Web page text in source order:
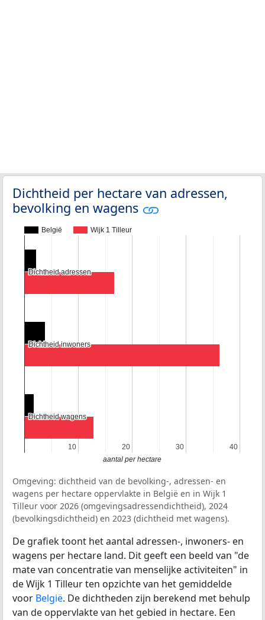
Dichtheid per hectare van adressen,
bevolking en wagens
België Wijk 1 Tilleur
10
10 20
20 30
30 40
40
Dichtheid adressen
Dichtheid adressen
Dichtheid inwoners
Dichtheid inwoners
Dichtheid wagens
Dichtheid wagens
aantal per hectare
Omgeving: dichtheid van de bevolking-, adressen- en
wagens per hectare oppervlakte in België en in Wijk 1
Tilleur voor 2026 (omgevingsadressendichtheid), 2024
(bevolkingsdichtheid) en 2023 (dichtheid met wagens).
De grafiek toont het aantal adressen-, inwoners- en
wagens per hectare land. Dit geeft een beeld van "de
mate van concentratie van menselijke activiteiten" in
de Wijk 1 Tilleur ten opzichte van het gemiddelde
voor België. De dichtheden zijn berekend met behulp
van de oppervlakte van het gebied in hectare. Een